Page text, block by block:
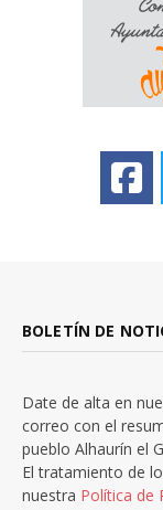
BOLETÍN DE
Date de alta en
correo con el
pueblo Alhaurín el
El tratamiento de
nuestra Política de